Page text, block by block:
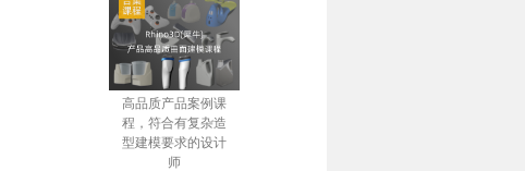
高品质产品案例课
程，符合有复杂造
型建模要求的设计
师